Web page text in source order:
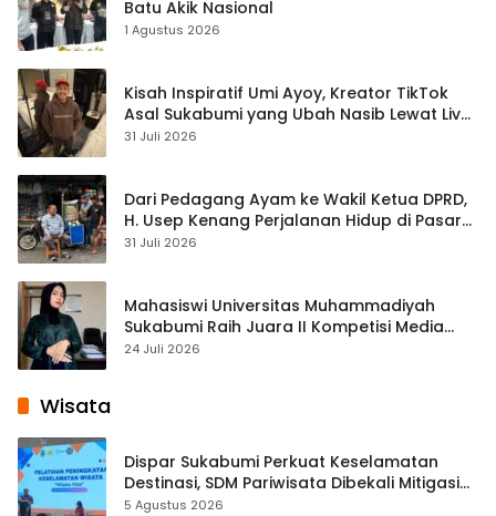
Batu Akik Nasional
1 Agustus 2026
Kisah Inspiratif Umi Ayoy, Kreator TikTok
Asal Sukabumi yang Ubah Nasib Lewat Live
Streaming
31 Juli 2026
Dari Pedagang Ayam ke Wakil Ketua DPRD,
H. Usep Kenang Perjalanan Hidup di Pasar
Cisaat
31 Juli 2026
Mahasiswi Universitas Muhammadiyah
Sukabumi Raih Juara II Kompetisi Media
Pembelajaran Digital Tingkat Internasional
24 Juli 2026
Wisata
Dispar Sukabumi Perkuat Keselamatan
Destinasi, SDM Pariwisata Dibekali Mitigasi
hingga Teknik Evakuasi
5 Agustus 2026